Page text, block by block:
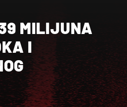
MILIJUNA
I